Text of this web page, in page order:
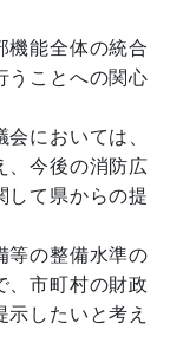
能全体の統合
うことへの関心
においては、
、今後の消防広
して県からの提
の整備水準の
、市町村の財政
したいと考え